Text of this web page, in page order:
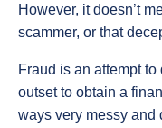
However, it doesn’t
scammer, or that
Fraud is an attempt
outset to obtain a
ways very messy and